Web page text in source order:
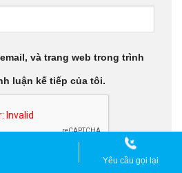
và trang web trong trình
luận kế tiếp của tôi.
Yêu cầu gọi lại